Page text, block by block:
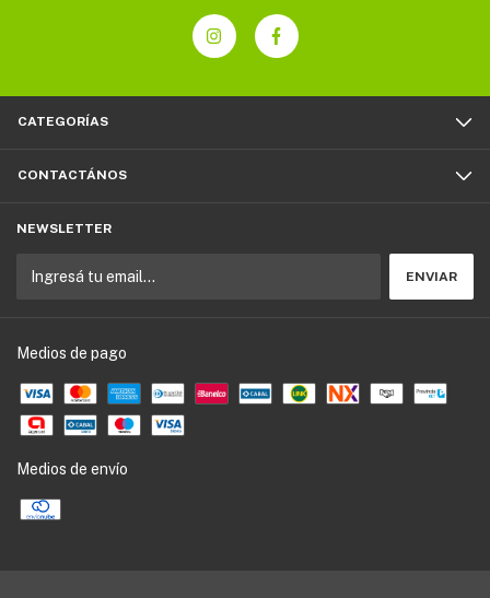
CATEGORÍAS
CONTACTÁNOS
NEWSLETTER
Medios de pago
Medios de envío